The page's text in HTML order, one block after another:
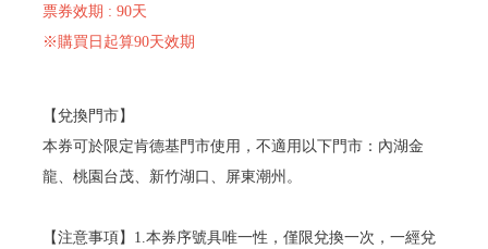
票券效期 : 90天
※購買日起算90天效期
【兌換門市】
本券可於限定肯德基門市使用，不適用以下門市：內湖金
龍、桃園台茂、新竹湖口、屏東潮州。
【注意事項】1.本券序號具唯一性，僅限兌換一次，一經兌